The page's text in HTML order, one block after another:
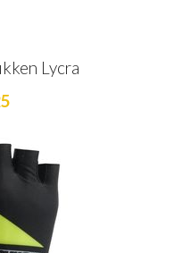
Lycra